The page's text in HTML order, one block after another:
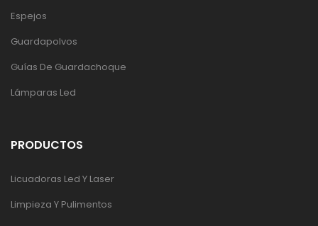
Espejos
Guardapolvos
Guías De Guardachoque
Lámparas Led
PRODUCTOS
Licuadoras Led Y Laser
Limpieza Y Pulimentos